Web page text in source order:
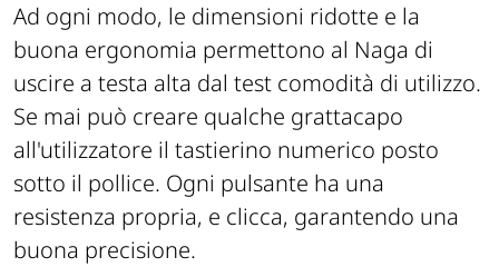
Ad ogni modo, le dimensioni ridotte e la
buona ergonomia permettono al Naga di
uscire a testa alta dal test comodità di utilizzo.
Se mai può creare qualche grattacapo
all'utilizzatore il tastierino numerico posto
sotto il pollice. Ogni pulsante ha una
resistenza propria, e clicca, garantendo una
buona precisione.